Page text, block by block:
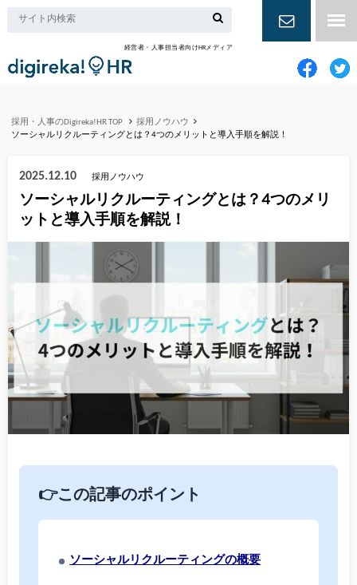
経営者・人事担当者向けHRメディア
お問い合
採用・人事のDigireka!HR TOP
採用ノウハウ
ソーシャルリクルーティングとは？4つのメリットと導入手順を解説！
2025.12.10 採用ノウハウ
ソーシャルリクルーティングとは？4つのメリ
ットと導入手順を解説！
👉この記事のポイント
ソーシャルリクルーティングの概要